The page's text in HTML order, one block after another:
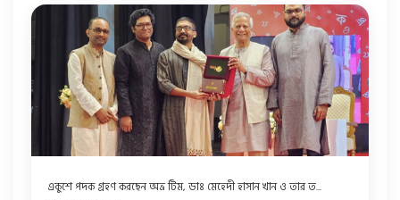
একুশে পদক গ্রহণ করছেন অভ্র টিম, ডাঃ মেহেদী হাসান খান ও তার ত...